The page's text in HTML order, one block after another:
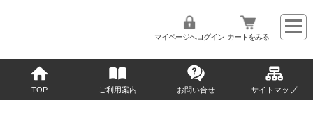
マイページへログイン カートをみる
TOP ご利用案内 お問い合せ サイトマップ